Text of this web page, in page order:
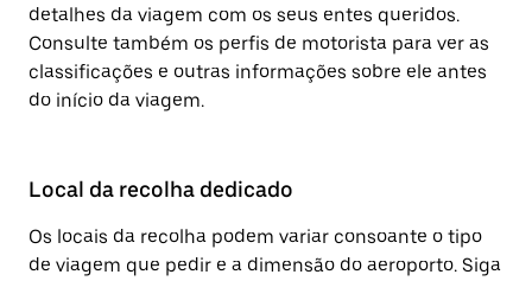
detalhes da viagem com os seus entes queridos.
Consulte também os perfis de motorista para ver as
classificações e outras informações sobre ele antes
do início da viagem.
Local da recolha dedicado
Os locais da recolha podem variar consoante o tipo
de viagem que pedir e a dimensão do aeroporto. Siga